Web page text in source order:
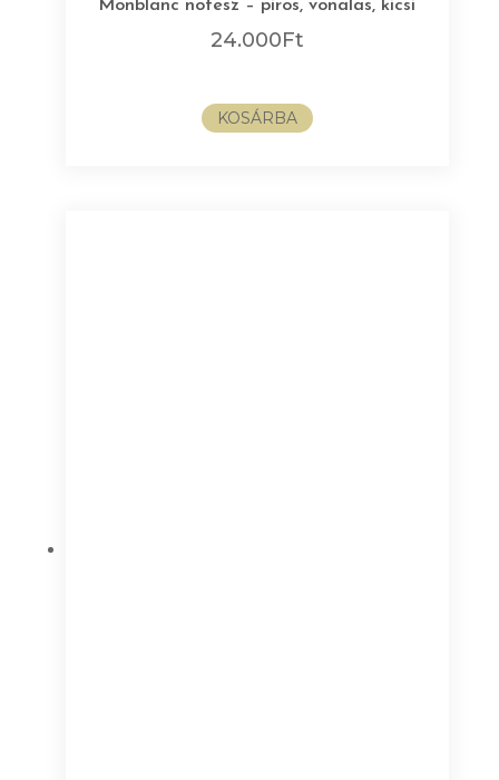
Monblanc notesz – piros, vonalas, kicsi
24.000Ft
KOSÁRBA